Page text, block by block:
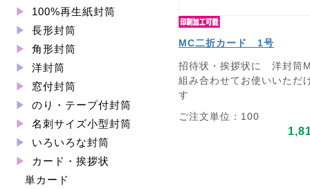
100%再生紙封筒
長形封筒
角形封筒
洋封筒
窓付封筒
のり・テープ付封筒
名刺サイズ小型封筒
いろいろな封筒
カード・挨拶状
単カード
MC二折カード 1号
招待状・挨拶状に 洋封筒
組み合わせてお使いいただ
す
ご注文単位：100